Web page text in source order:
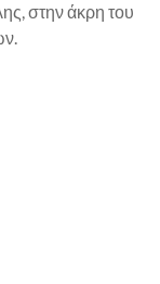
στην άκρη του